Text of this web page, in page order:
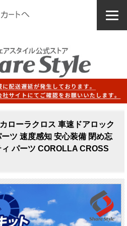
ローラクロス 車速ドアロック
ツ 速度感知 安心装備 閉め忘
パーツ COROLLA CROSS